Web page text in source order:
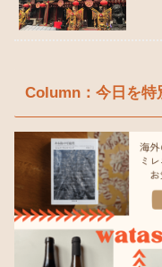
Column：今日を特